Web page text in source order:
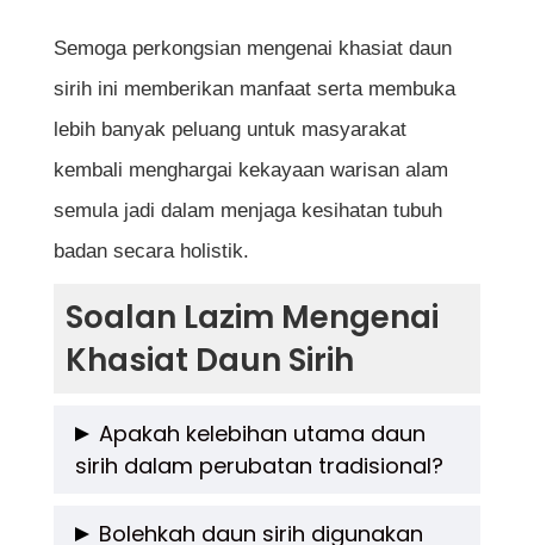
Semoga perkongsian mengenai khasiat daun
sirih ini memberikan manfaat serta membuka
lebih banyak peluang untuk masyarakat
kembali menghargai kekayaan warisan alam
semula jadi dalam menjaga kesihatan tubuh
badan secara holistik.
Soalan Lazim Mengenai
Khasiat Daun Sirih
Apakah kelebihan utama daun
sirih dalam perubatan tradisional?
Kelebihan utama daun sirih adalah sifat
Bolehkah daun sirih digunakan